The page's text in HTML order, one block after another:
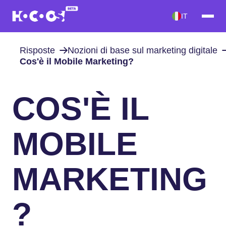
IT
Risposte
Nozioni di base sul marketing digitale
Cos'è il Mobile Marketing?
COS'È IL
MOBILE
MARKETING
?